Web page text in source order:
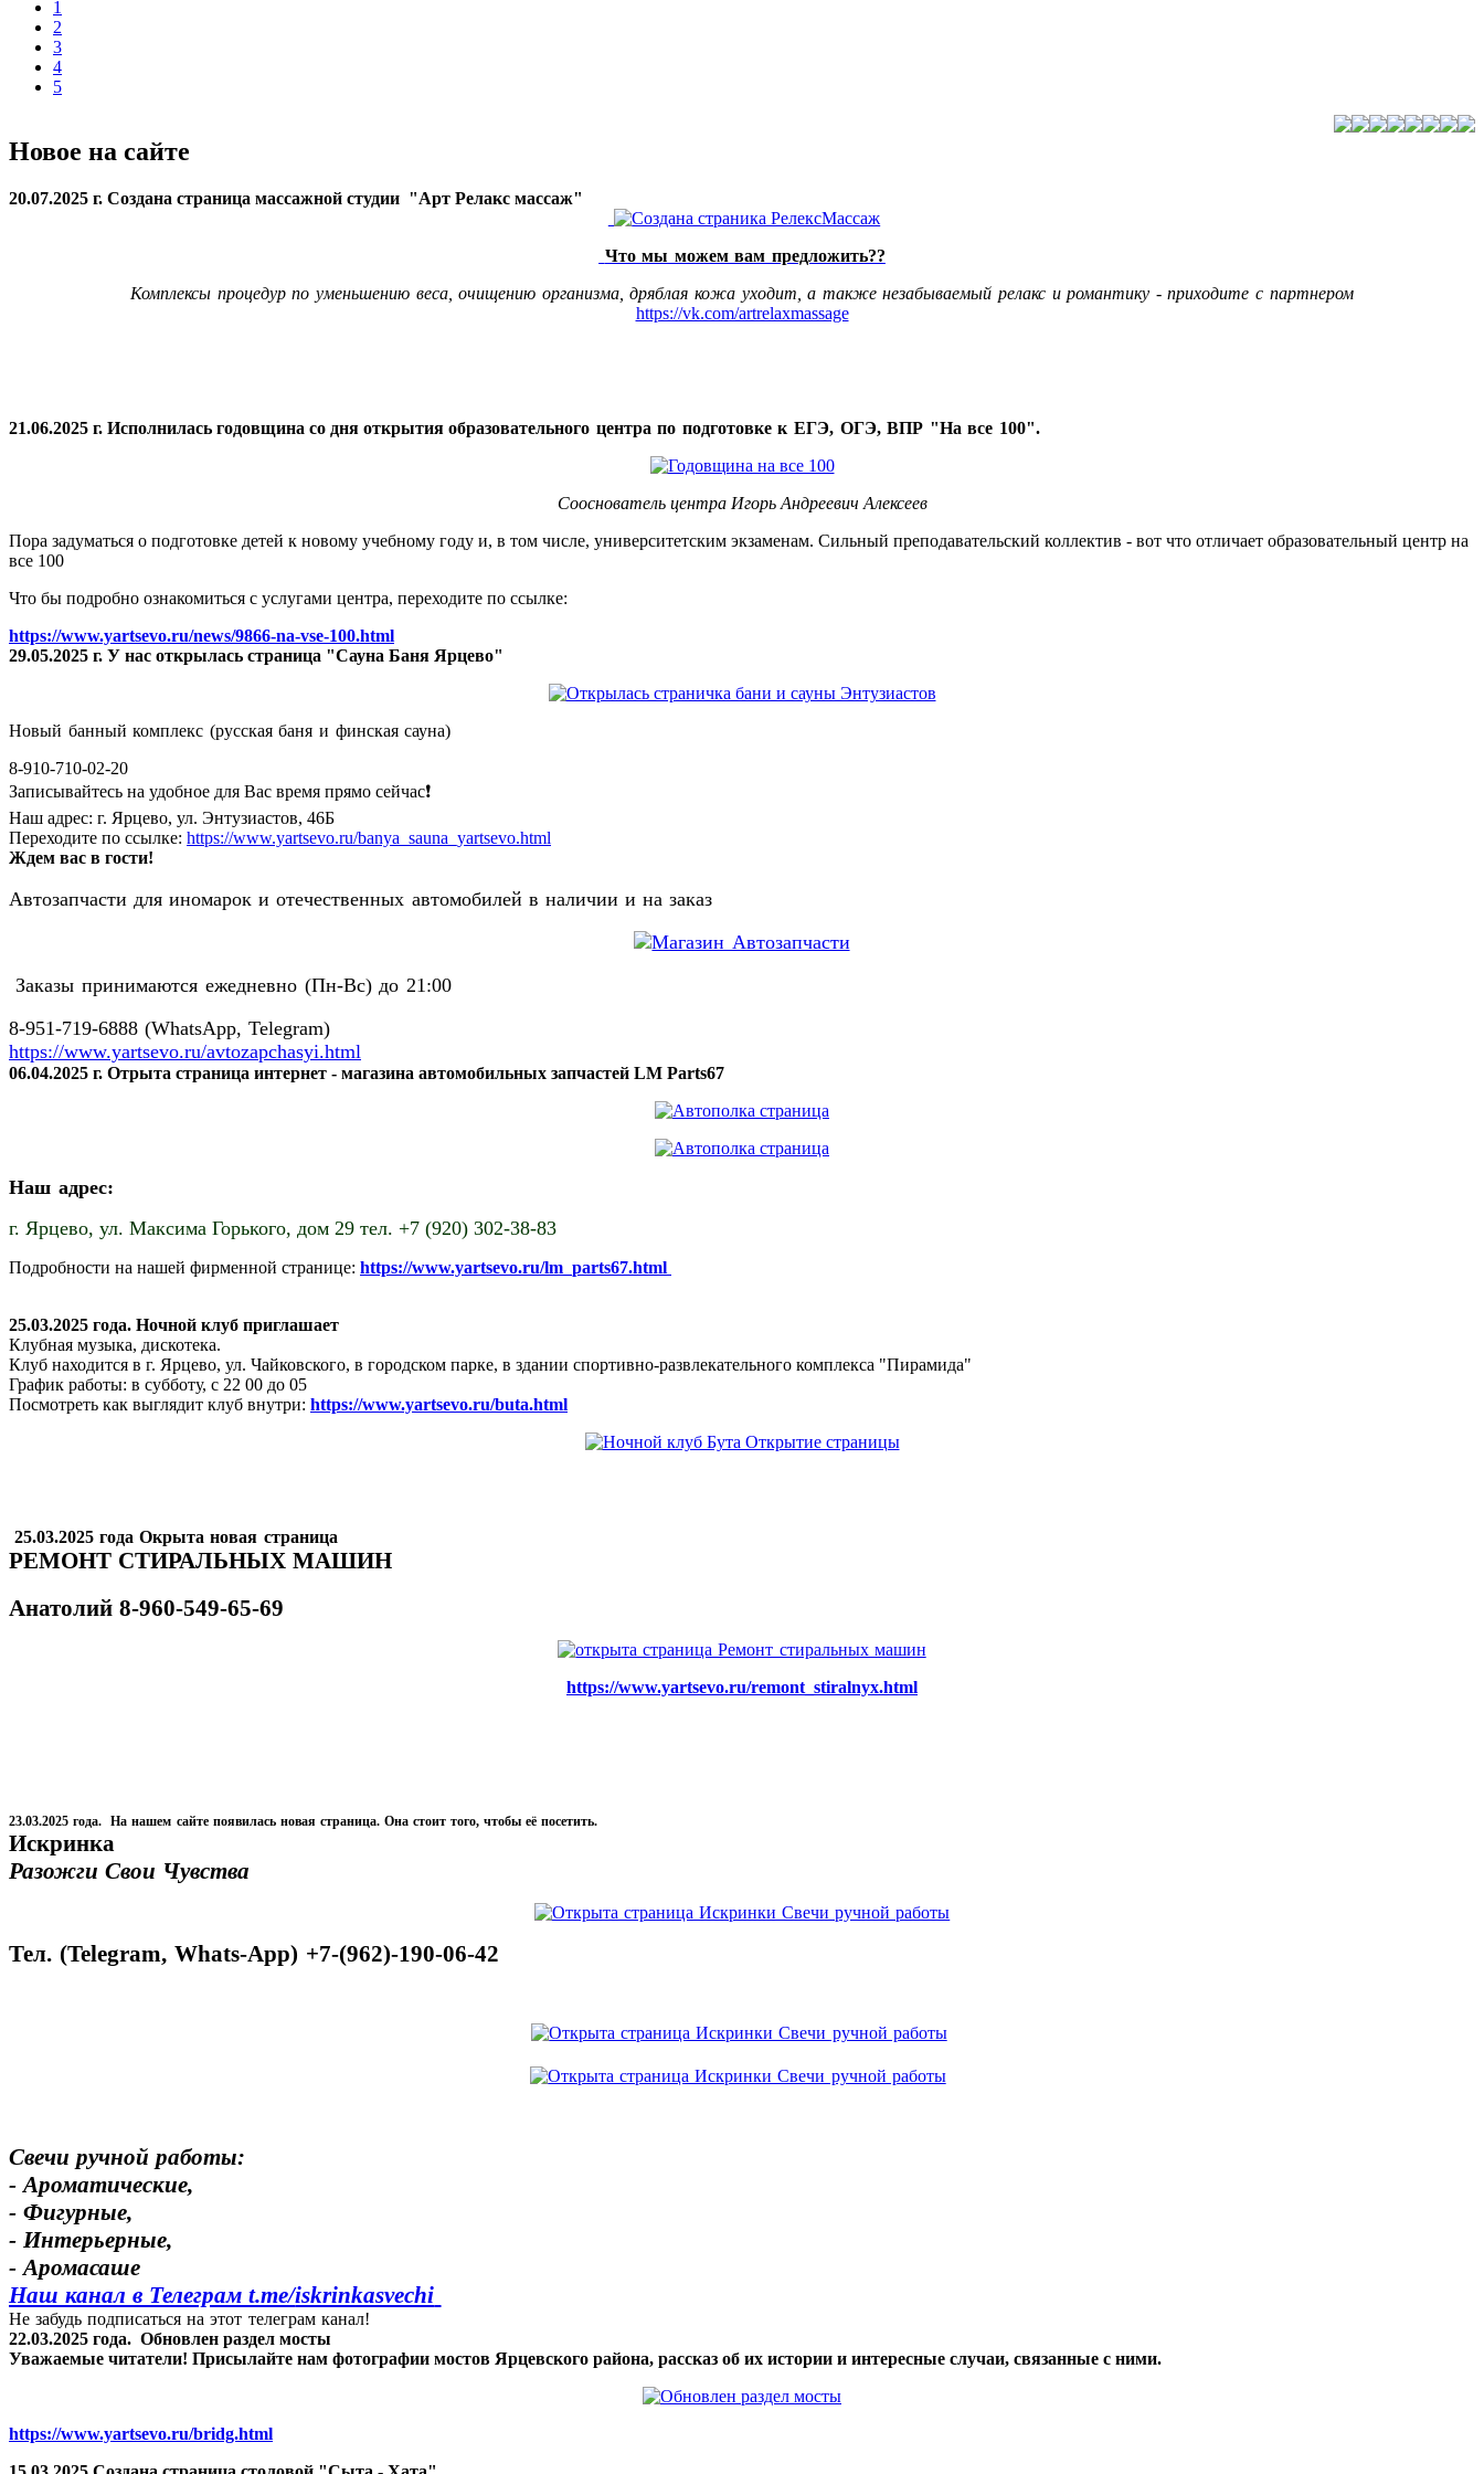
1
2
3
4
5
Новое на сайте
20.07.2025 г. Создана страница массажной студии "Арт Релакс массаж"
Что мы можем вам предложить??
Комплексы процедур по уменьшению веса, очищению организма, дряблая кожа уходит, а также незабываемый релакс и романтику - приходите с партнером
https://vk.com/artrelaxmassage
21.06.2025 г. Исполнилась годовщина со дня открытия образовательного центра по подготовке к ЕГЭ, ОГЭ, ВПР "На все 100".
Сооснователь центра Игорь Андреевич Алексеев
Пора задуматься о подготовке детей к новому учебному году и, в том числе, университетским экзаменам. Сильный преподавательский коллектив - вот что отличает образовательный центр на
все 100
Что бы подробно ознакомиться с услугами центра, переходите по ссылке:
https://www.yartsevo.ru/news/9866-na-vse-100.html
29.05.2025 г. У нас открылась страница "Сауна Баня Ярцево"
Новый банный комплекс (русская баня и финская сауна)
8-910-710-02-20
Записывайтесь на удобное для Вас время прямо сейчас❗️
Наш адрес: г. Ярцево, ул. Энтузиастов, 46Б
Переходите по ссылке: https://www.yartsevo.ru/banya_sauna_yartsevo.html
Ждем вас в гости!
Автозапчасти для иномарок и отечественных автомобилей в наличии и на заказ
Заказы принимаются ежедневно (Пн-Вс) до 21:00
8-951-719-6888 (WhatsApp, Telegram)
https://www.yartsevo.ru/avtozapchasyi.html
06.04.2025 г. Отрыта страница интернет - магазина автомобильных запчастей LM Parts67
Наш адрес:
г. Ярцево, ул. Максима Горького, дом 29 тел. +7 (920) 302-38-83
Подробности на нашей фирменной странице: https://www.yartsevo.ru/lm_parts67.html
25.03.2025 года. Ночной клуб приглашает
Клубная музыка, дискотека.
Клуб находится в г. Ярцево, ул. Чайковского, в городском парке, в здании спортивно-развлекательного комплекса "Пирамида"
График работы: в субботу, с 22 00 до 05
Посмотреть как выглядит клуб внутри: https://www.yartsevo.ru/buta.html
25.03.2025 года Окрыта новая страница
РЕМОНТ СТИРАЛЬНЫХ МАШИН
Анатолий 8-960-549-65-69
https://www.yartsevo.ru/remont_stiralnyx.html
23.03.2025 года. На нашем сайте появилась новая страница. Она стоит того, чтобы её посетить.
Искринка
Разожги Свои Чувства
Тел. (Telegram, Whats-App) +7-(962)-190-06-42
Свечи ручной работы:
- Ароматические,
- Фигурные,
- Интерьерные,
- Аромасаше
Наш канал в Телеграм t.me/iskrinkasvechi
Не забудь подписаться на этот телеграм канал!
22.03.2025 года. Обновлен раздел мосты
Уважаемые читатели! Присылайте нам фотографии мостов Ярцевского района, рассказ об их истории и интересные случаи, связанные с ними.
https://www.yartsevo.ru/bridg.html